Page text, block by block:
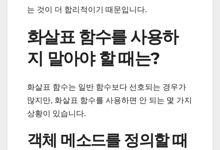
는 것이 더 합리적이기 때문입니다.
화살표 함수를 사용하
지 말아야 할 때는?
화살표 함수는 일반 함수보다 선호되는 경우가
많지만, 화살표 함수를 사용하면 안 되는 몇 가지
상황이 있습니다.
객체 메소드를 정의할 때